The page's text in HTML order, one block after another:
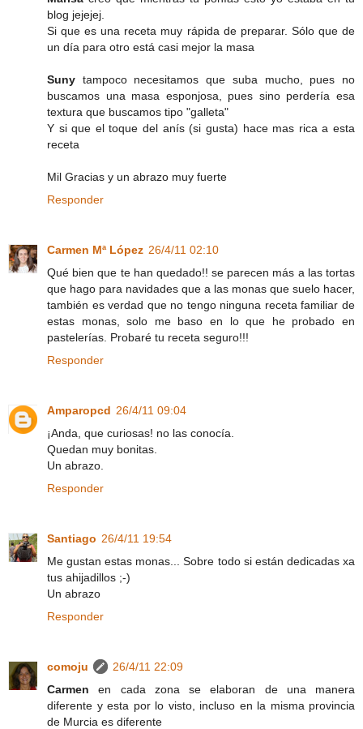
blog jejejej.
Si que es una receta muy rápida de preparar. Sólo que de
un día para otro está casi mejor la masa
Suny tampoco necesitamos que suba mucho, pues no
buscamos una masa esponjosa, pues sino perdería esa
textura que buscamos tipo "galleta"
Y si que el toque del anís (si gusta) hace mas rica a esta
receta
Mil Gracias y un abrazo muy fuerte
Responder
Carmen Mª López 26/4/11 02:10
Qué bien que te han quedado!! se parecen más a las tortas
que hago para navidades que a las monas que suelo hacer,
también es verdad que no tengo ninguna receta familiar de
estas monas, solo me baso en lo que he probado en
pastelerías. Probaré tu receta seguro!!!
Responder
Amparopcd 26/4/11 09:04
¡Anda, que curiosas! no las conocía.
Quedan muy bonitas.
Un abrazo.
Responder
Santiago 26/4/11 19:54
Me gustan estas monas... Sobre todo si están dedicadas xa
tus ahijadillos ;-)
Un abrazo
Responder
comoju
26/4/11 22:09
Carmen en cada zona se elaboran de una manera
diferente y esta por lo visto, incluso en la misma provincia
de Murcia es diferente